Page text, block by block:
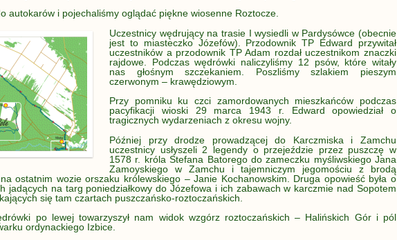
autokarów i pojechaliśmy oglądać piękne wiosenne Roztocze.
Uczestnicy wędrujący na trasie I wysiedli w Pardysówce (obecnie
jest to miasteczko Józefów). Przodownik TP Edward przywitał
uczestników a przodownik TP Adam rozdał uczestnikom znaczki
rajdowe. Podczas wędrówki naliczyliśmy 12 psów, które witały
nas głośnym szczekaniem. Poszliśmy szlakiem pieszym
czerwonym – krawędziowym.
Przy pomniku ku czci zamordowanych mieszkańców podczas
pacyfikacji wioski 29 marca 1943 r. Edward opowiedział o
tragicznych wydarzeniach z okresu wojny.
Później przy drodze prowadzącej do Karczmiska i Zamchu
uczestnicy usłyszeli 2 legendy o przejeździe przez puszczę w
1578 r. króla Stefana Batorego do zameczku myśliwskiego Jana
Zamoyskiego w Zamchu i tajemniczym jegomościu z brodą
ostatnim wozie orszaku królewskiego – Janie Kochanowskim. Druga opowieść była o
jadących na targ poniedziałkowy do Józefowa i ich zabawach w karczmie nad Sopotem
się tam czartach puszczańsko-roztoczańskich.
po lewej towarzyszył nam widok wzgórz roztoczańskich – Halińskich Gór i pól
ordynackiego Izbice.